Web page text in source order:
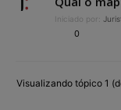
Iniciado por:
0
Visualizando tópico 1